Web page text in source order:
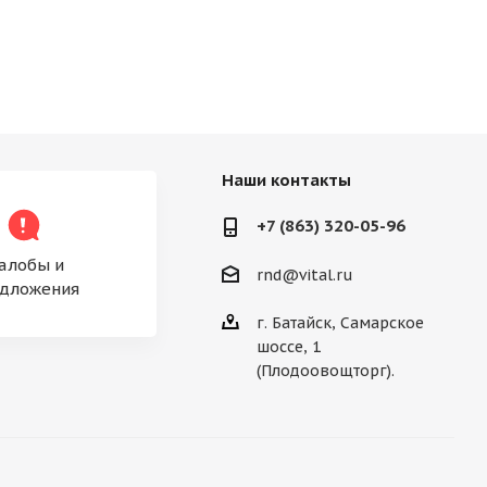
и
Наши контакты
+7 (863) 320-05-96
rnd@vital.ru
г. Батайск, Самарское
шоссе, 1
(Плодоовощторг).